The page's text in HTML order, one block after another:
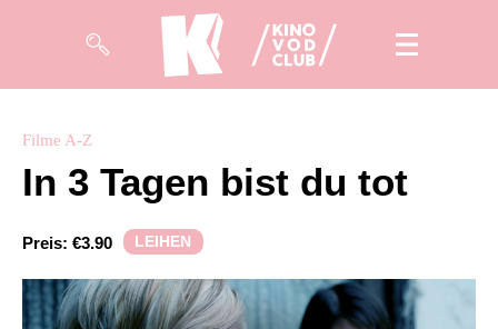
Magazin
Kuratierungen
Filme A-Z
In 3 Tagen bist du tot
Preis: €3.90 LEIHEN